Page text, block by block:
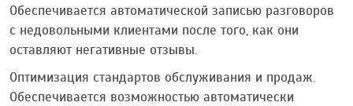
Обеспечивается автоматической записью разговоров
с недовольными клиентами после того, как они
оставляют негативные отзывы.
Оптимизация стандартов обслуживания и продаж.
Обеспечивается возможностью автоматически